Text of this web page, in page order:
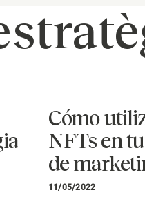
Cómo
NFTs en
de
11/05/2022